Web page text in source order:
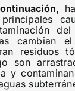
cambian
residuos
son
y